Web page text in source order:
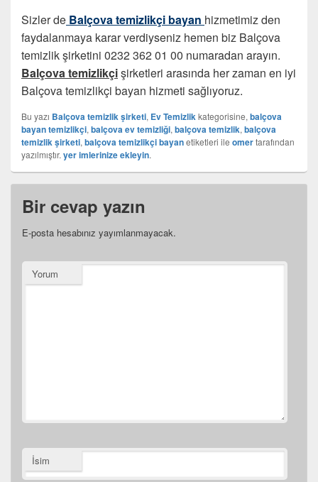
Sizler de Balçova temizlikçi bayan hizmetimiz den
faydalanmaya karar verdiyseniz hemen biz Balçova
temizlik şirketini 0232 362 01 00 numaradan arayın.
Balçova temizlikçişirketleri arasında her zaman en iyi
Balçova temizlikçi bayan hizmeti sağlıyoruz.
Bu yazı Balçova temizlik şirketi, Ev Temizlikkategorisine, balçova
bayan temizlikçi, balçova ev temizliği, balçova temizlik, balçova
temizlik şirketi, balçova temizlikçi bayanetiketleri ile omertarafından
yazılmıştır. yer imlerinize ekleyin.
Bir cevap yazın
E-posta hesabınız yayımlanmayacak.
Yorum
İsim